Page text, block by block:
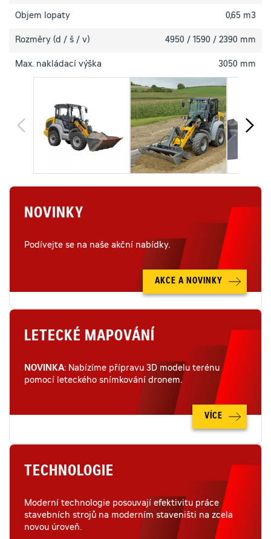
Objem lopaty 0,65 m3
Rozměry (d / š / v) 4950 / 1590 / 2390 mm
Max. nakládací výška 3050 mm
NOVINKY
Podívejte se na naše akční nabídky.
AKCE A NOVINKY
LETECKÉ MAPOVÁNÍ
NOVINKA: Nabízíme přípravu 3D modelu terénu
pomocí leteckého snímkování dronem.
VÍCE
TECHNOLOGIE
Moderní technologie posouvají efektivitu práce
stavebních strojů na moderním staveništi na zcela
novou úroveň.